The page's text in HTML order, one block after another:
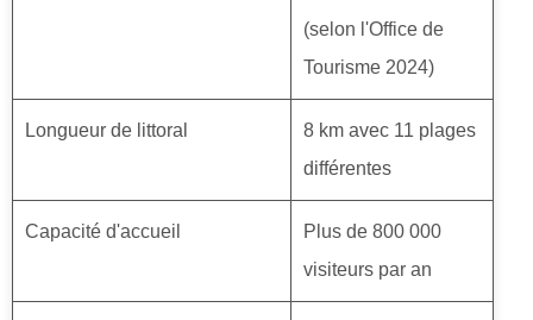
(selon l'Office de
Tourisme 2024)
Longueur de littoral
8 km avec 11 plages
différentes
Capacité d'accueil
Plus de 800 000
visiteurs par an